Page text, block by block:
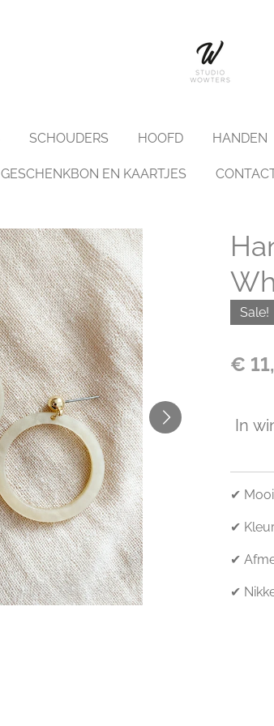
SCHOUDERS HOOFD HANDEN
GESCHENKBON EN KAARTJES
Sale!
€
In
✔
✔
✔
✔